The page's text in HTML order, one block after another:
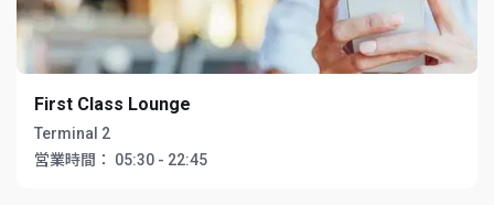
First Class Lounge
Terminal 2
営業時間：
05:30 - 22:45